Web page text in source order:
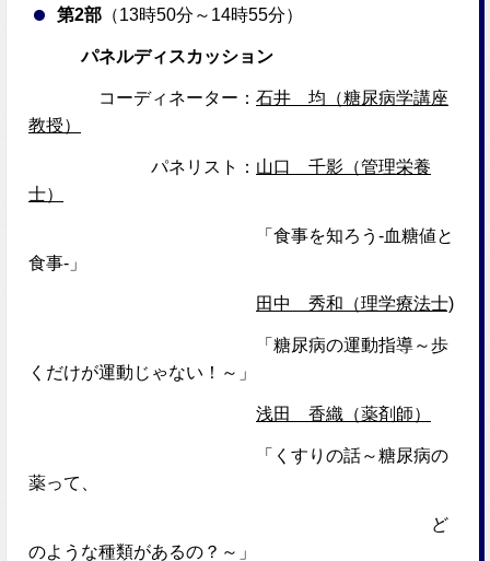
第2部 （13時50分～14時55分）
パネルディスカッション
コーディネーター： 石井 均（糖尿病学講座
教授）
パネリスト： 山口 千影（管理栄養
士）
「食事を知ろう-血糖値と
食事-」
田中 秀和（理学療法士)
「糖尿病の運動指導～歩
くだけが運動じゃない！～」
浅田 香織（薬剤師）
「くすりの話～糖尿病の
薬って、
ど
のような種類があるの？～」